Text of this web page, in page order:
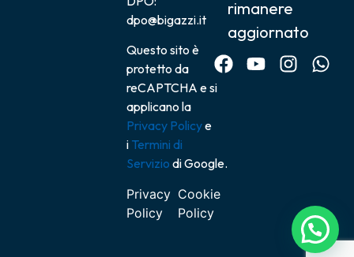
dpo@bigazzi.it
Questo sito è
protetto da
reCAPTCHA e si
applicano la
Privacy Policye
i Termini di
Servizio di Google.
Privacy
Policy
Cookie
Policy
rimanere
aggiornato